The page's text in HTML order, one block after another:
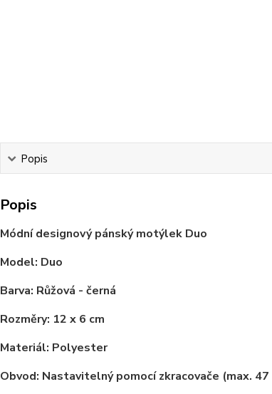
Popis
Popis
Módní designový pánský motýlek Duo
Model: Duo
Barva: Růžová - černá
Rozměry: 12 x 6 cm
Materiál: Polyester
Obvod: Nastavitelný pomocí zkracovače (max. 47